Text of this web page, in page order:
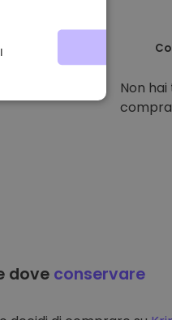
Non
dove conservare